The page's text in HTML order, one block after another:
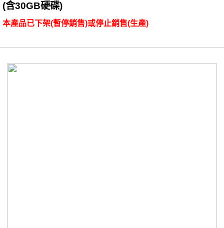
(含30GB硬碟)
本產品已下架(暫停銷售)或停止銷售(生產)